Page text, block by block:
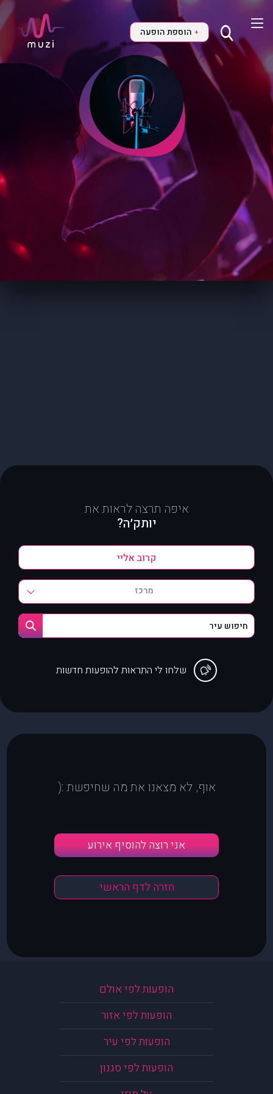
+ הוספת הופעה
איפה תרצה לראות את
יותק׳ה?
מרכז
שלחו לי התראות להופעות חדשות
אוף, לא מצאנו את מה שחיפשת :(
אני רוצה להוסיף אירוע
חזרה לדף הראשי
הופעות לפי אולם
הופעות לפי אזור
הופעות לפי עיר
הופעות לפי סגנון